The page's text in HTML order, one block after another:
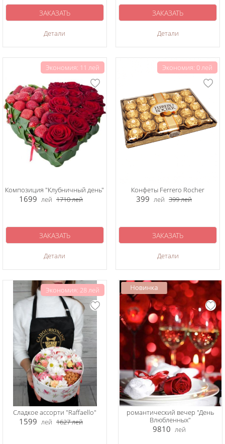
Детали
ЗАКАЗАТЬ
Детали
ЗАКАЗАТЬ
Экономия: 11 лей
Композиция "Клубничный день"
1699 лей 1710лей
Детали
ЗАКАЗАТЬ
Экономия: 0 лей
Конфеты Ferrero Rocher
399 лей 399лей
Детали
ЗАКАЗАТЬ
Экономия: 28 лей
Сладкое ассорти "Raffaello"
1599 лей 1627лей
романтический вечер "День
Влюбленных"
9810 лей